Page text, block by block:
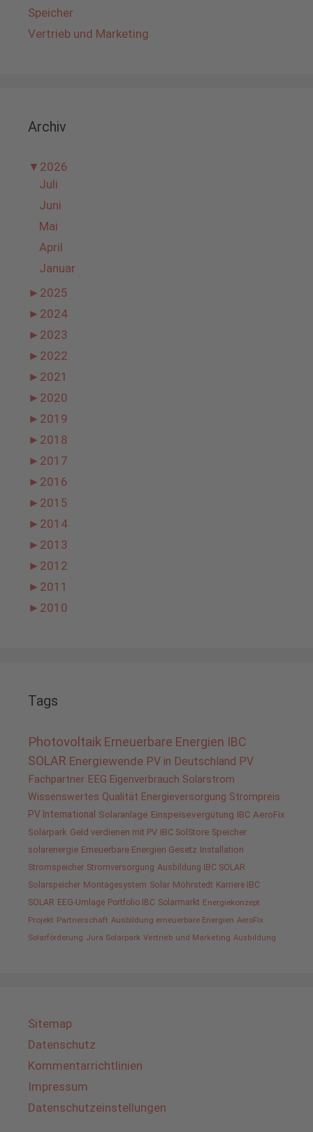
Speicher
Vertrieb und Marketing
Archiv
▼ 2026
Juli
Juni
Mai
April
Januar
► 2025
► 2024
► 2023
► 2022
► 2021
► 2020
► 2019
► 2018
► 2017
► 2016
► 2015
► 2014
► 2013
► 2012
► 2011
► 2010
Tags
Photovoltaik Erneuerbare Energien IBC
SOLAR Energiewende PV in Deutschland PV
Fachpartner EEG Eigenverbrauch Solarstrom
Wissenswertes Qualität Energieversorgung Strompreis
PV International Solaranlage Einspeisevergütung IBC AeroFix
Solarpark Geld verdienen mit PV IBC SolStore Speicher
solarenergie Erneuerbare Energien Gesetz Installation
Stromspeicher Stromversorgung Ausbildung IBC SOLAR
Solarspeicher Montagesystem Solar Möhrstedt Karriere IBC
SOLAR EEG-Umlage Portfolio IBC Solarmarkt Energiekonzept
Projekt Partnerschaft Ausbildung erneuerbare Energien AeroFix
Solarförderung Jura Solarpark Vertrieb und Marketing Ausbildung
Sitemap
Datenschutz
Kommentarrichtlinien
Impressum
Datenschutzeinstellungen